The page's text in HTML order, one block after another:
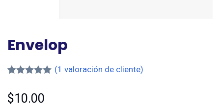
Envelop
5.00
5 basado
en
(1 valoración de cliente)
$10.00